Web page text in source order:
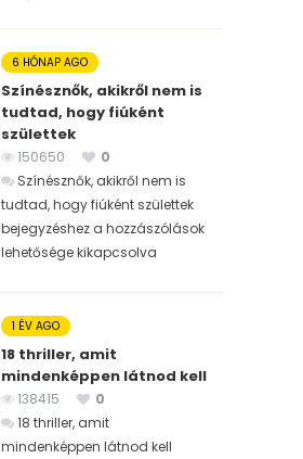
6 HÓNAP AGO
Színésznők, akikről nem is
tudtad, hogy fiúként
születtek
150650
0
Színésznők, akikről nem is
tudtad, hogy fiúként születtek
bejegyzéshez a hozzászólások
lehetősége kikapcsolva
1 ÉV AGO
18 thriller, amit
mindenképpen látnod kell
138415
0
18 thriller, amit
mindenképpen látnod kell